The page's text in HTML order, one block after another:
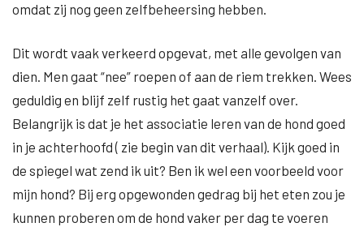
omdat zij nog geen zelfbeheersing hebben.
Dit wordt vaak verkeerd opgevat, met alle gevolgen van
dien. Men gaat “nee” roepen of aan de riem trekken. Wees
geduldig en blijf zelf rustig het gaat vanzelf over.
Belangrijk is dat je het associatie leren van de hond goed
in je achterhoofd ( zie begin van dit verhaal). Kijk goed in
de spiegel wat zend ik uit? Ben ik wel een voorbeeld voor
mijn hond? Bij erg opgewonden gedrag bij het eten zou je
kunnen proberen om de hond vaker per dag te voeren